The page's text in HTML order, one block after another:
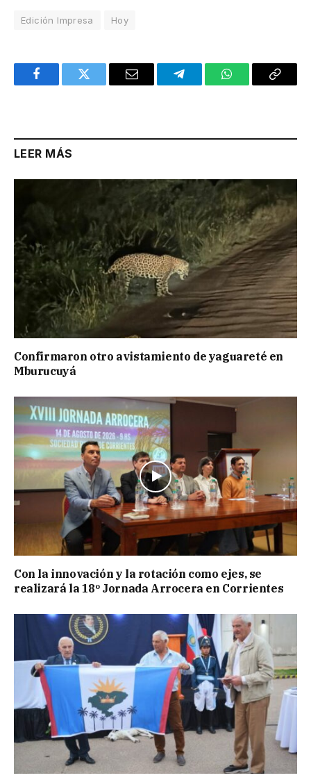
Edición Impresa Hoy
FacebookTwitter Email TelegramWhatsAppCopy
LEER MÁS
Confirmaron otro avistamiento de yaguareté en
Mburucuyá
Con la innovación y la rotación como ejes, se
realizará la 18º Jornada Arrocera en Corrientes